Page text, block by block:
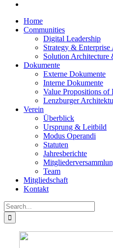
Home
Communities
Digital Leadership
Strategy & Enterprise
Solution Architecture
Dokumente
Externe Dokumente
Interne Dokumente
Value Propositions
Lenzburger
Verein
Überblick
Ursprung & Leitbild
Modus Operandi
Statuten
Jahresberichte
Team
Mitgliedschaft
Kontakt
Search
for: